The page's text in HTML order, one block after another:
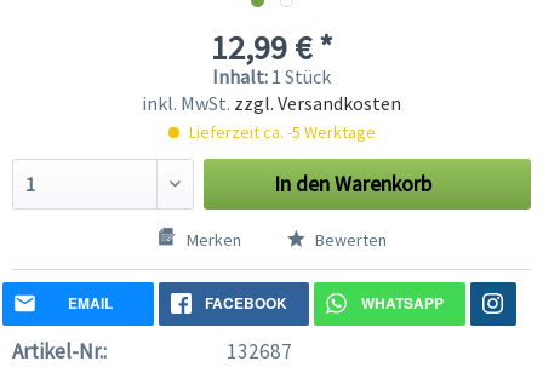
12,99 € *
Inhalt: 1 Stück
inkl. MwSt. zzgl. Versandkosten
Lieferzeit ca. -5 Werktage
In denWarenkorb
Merken Bewerten
EMAIL FACEBOOK WHATSAPP
Artikel-Nr.: 132687